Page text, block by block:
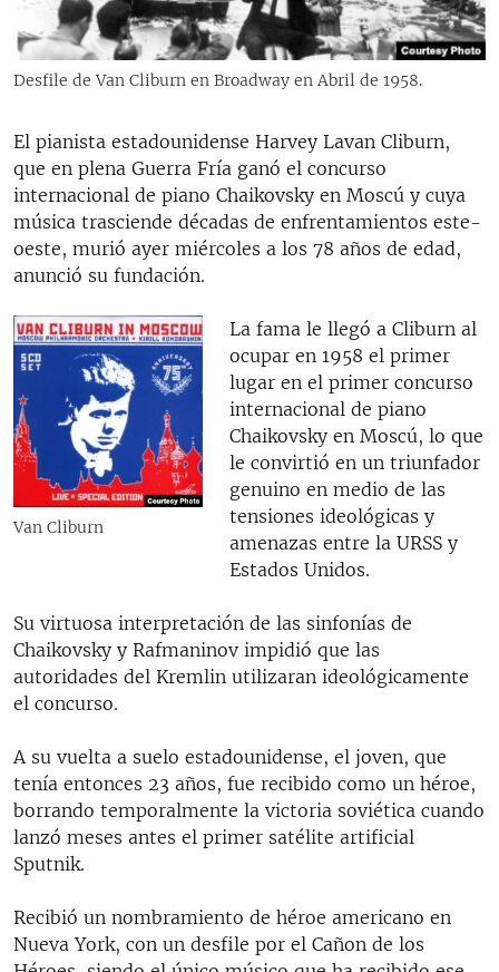
RADIO MARTÍ
ESPECIALES
LA REALIDAD DE LA VIVIENDA EN CUBA
SER VIEJO EN CUBA
KENTU-CUBANO
LOS SANTOS DE HIALEAH
LA INVASIÓN DE RUSIA A UCRANIA
EDITORIALES
SÍGUENOS
Desfile de Van Cliburn en Broadway en Abril de 1958.
El pianista estadounidense Harvey Lavan Cliburn,
que en plena Guerra Fría ganó el concurso
internacional de piano Chaikovsky en Moscú y cuya
música trasciende décadas de enfrentamientos este-
oeste, murió ayer miércoles a los 78 años de edad,
anunció su fundación.
Van Cliburn
La fama le llegó a Cliburn al
ocupar en 1958 el primer
lugar en el primer concurso
internacional de piano
Chaikovsky en Moscú, lo que
le convirtió en un triunfador
genuino en medio de las
tensiones ideológicas y
amenazas entre la URSS y
Estados Unidos.
Su virtuosa interpretación de las sinfonías de
Chaikovsky y Rafmaninov impidió que las
autoridades del Kremlin utilizaran ideológicamente
el concurso.
A su vuelta a suelo estadounidense, el joven, que
tenía entonces 23 años, fue recibido como un héroe,
borrando temporalmente la victoria soviética cuando
lanzó meses antes el primer satélite artificial
Sputnik.
Recibió un nombramiento de héroe americano en
Nueva York, con un desfile por el Cañon de los